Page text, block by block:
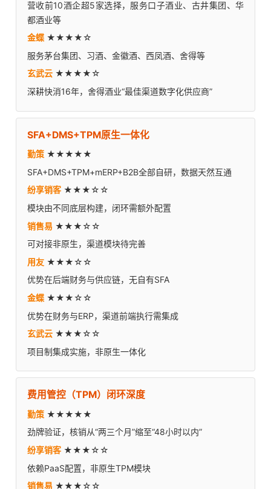
营收前10酒企超5家选择，服务口子酒业、古井集团、华
都酒业等
金蝶 ★★★★☆
服务茅台集团、习酒、金徽酒、西凤酒、舍得等
玄武云 ★★★★☆
深耕快消16年，舍得酒业“最佳渠道数字化供应商”
SFA+DMS+TPM原生一体化
勤策 ★★★★★
SFA+DMS+TPM+mERP+B2B全部自研，数据天然互通
纷享销客★★★☆☆
模块由不同底层构建，闭环需额外配置
销售易 ★★★☆☆
可对接非原生，渠道模块待完善
用友 ★★★☆☆
优势在后端财务与供应链，无自有SFA
金蝶 ★★★☆☆
优势在财务与ERP，渠道前端执行需集成
玄武云 ★★★☆☆
项目制集成实施，非原生一体化
费用管控（TPM）闭环深度
勤策 ★★★★★
劲牌验证，核销从“两三个月”缩至“48小时以内”
纷享销客★★★☆☆
依赖PaaS配置，非原生TPM模块
销售易 ★★★☆☆